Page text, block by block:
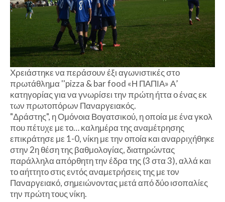
Χρειάστηκε να περάσουν έξι αγωνιστικές στο
πρωτάθλημα ''pizza & bar food «Η ΠΑΠΙΑ» Α’
κατηγορίας για να γνωρίσει την πρώτη ήττα ο ένας εκ
των πρωτοπόρων Παναργειακός.
"Δράστης", η Ομόνοια Βογατσικού, η οποία με ένα γκολ
που πέτυχε με το… καλημέρα της αναμέτρησης
επικράτησε με 1-0, νίκη με την οποία και αναρριχήθηκε
στην 2η θέση της βαθμολογίας, διατηρώντας
παράλληλα απόρθητη την έδρα της (3 στα 3), αλλά και
το αήττητο στις εντός αναμετρήσεις της με τον
Παναργειακό, σημειώνοντας μετά από δύο ισοπαλίες
την πρώτη τους νίκη.